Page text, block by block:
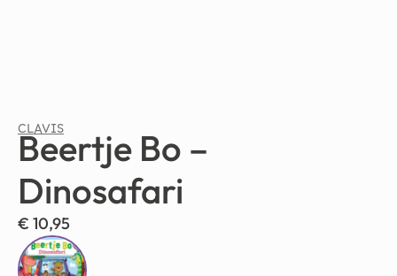
CLAVIS
Beertje Bo –
Dinosafari
€ 10,95